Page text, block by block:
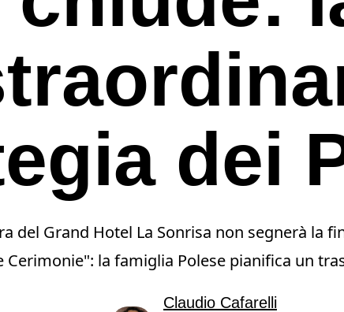
dei
del Grand Hotel La Sonrisa non segnerà la
Cerimonie": la famiglia Polese pianifica un
Claudio Cafarelli